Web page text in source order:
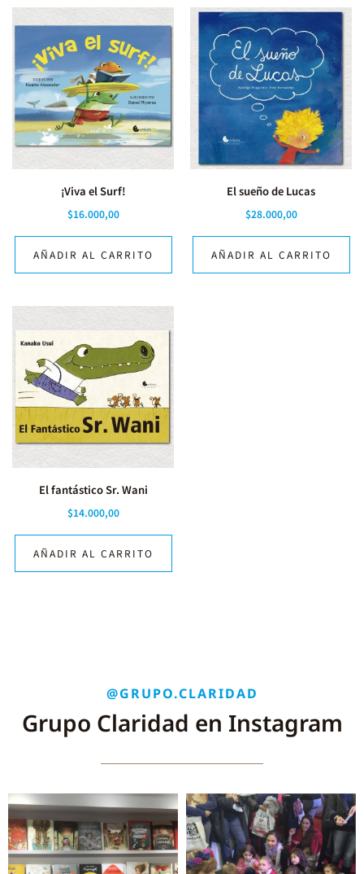
¡Viva el Surf!
$16.000,00
AÑADIR AL CARRITO
El sueño de Lucas
$28.000,00
AÑADIR AL CARRITO
El fantástico Sr. Wani
$14.000,00
AÑADIR AL CARRITO
@GRUPO.CLARIDAD
Grupo Claridad en Instagram